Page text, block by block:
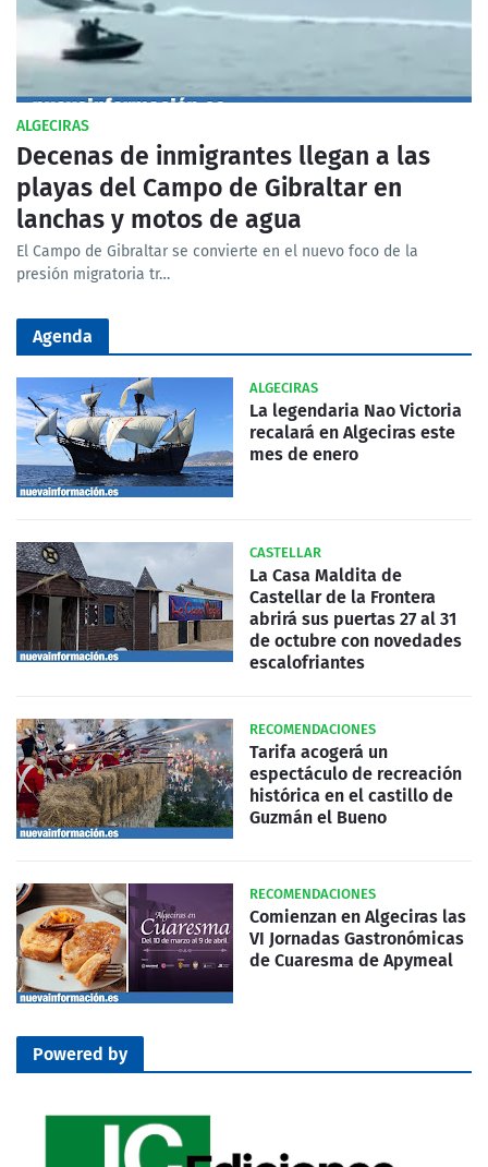
ALGECIRAS
Decenas de inmigrantes llegan a las
playas del Campo de Gibraltar en
lanchas y motos de agua
El Campo de Gibraltar se convierte en el nuevo foco de la
presión migratoria tr…
Agenda
ALGECIRAS
La legendaria Nao Victoria
recalará en Algeciras este
mes de enero
CASTELLAR
La Casa Maldita de
Castellar de la Frontera
abrirá sus puertas 27 al 31
de octubre con novedades
escalofriantes
RECOMENDACIONES
Tarifa acogerá un
espectáculo de recreación
histórica en el castillo de
Guzmán el Bueno
RECOMENDACIONES
Comienzan en Algeciras las
VI Jornadas Gastronómicas
de Cuaresma de Apymeal
Powered by